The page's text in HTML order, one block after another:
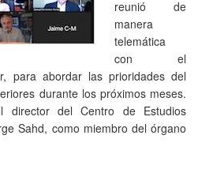
reunió de
manera
telemática
con el
para abordar las prioridades del
durante los próximos meses.
director del Centro de Estudios
Sahd, como miembro del órgano